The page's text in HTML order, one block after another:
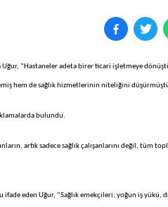
Uğur, “Hastaneler adeta birer ticari işletmeye
hem de sağlık hizmetlerinin niteliğini
bulundu.
artık sadece sağlık çalışanlarını değil, tüm
eden Uğur, “Sağlık emekçileri; yoğun iş yükü,